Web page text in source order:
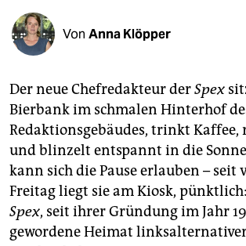
fragen & hilfe
unterstützen
genossenschaft
epaper login
Von Anna Klöpper
Der neue Chefredakteur derSpex
Bierbank im schmalen Hinterhof
Redaktionsgebäudes, trinkt Kaffee,
und blinzelt entspannt in die
kann sich die Pause erlauben – seit
Freitag liegt sie am Kiosk,
Spex, seit ihrer Gründung im Jahr
gewordene Heimat